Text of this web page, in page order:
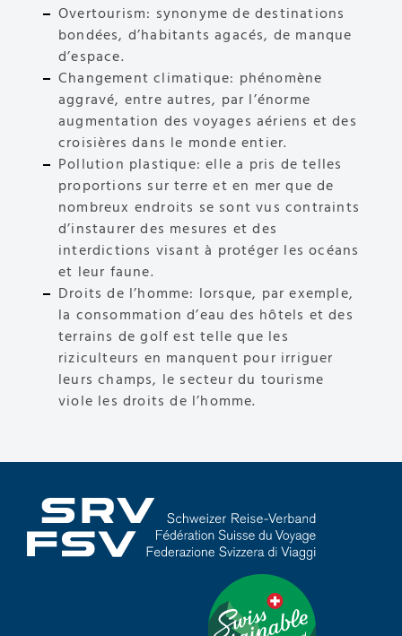
Overtourism: synonyme de destinations
bondées, d’habitants agacés, de manque
d’espace.
Changement climatique: phénomène
aggravé, entre autres, par l’énorme
augmentation des voyages aériens et des
croisières dans le monde entier.
Pollution plastique: elle a pris de telles
proportions sur terre et en mer que de
nombreux endroits se sont vus contraints
d’instaurer des mesures et des
interdictions visant à protéger les océans
et leur faune.
Droits de l’homme: lorsque, par exemple,
la consommation d’eau des hôtels et des
terrains de golf est telle que les
riziculteurs en manquent pour irriguer
leurs champs, le secteur du tourisme
viole les droits de l’homme.